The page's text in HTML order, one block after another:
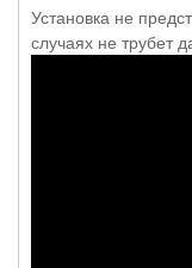
Установка не
случаях не трубет